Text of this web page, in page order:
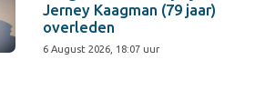
Jerney Kaagman (79 jaar)
overleden
6 August 2026, 18:07 uur